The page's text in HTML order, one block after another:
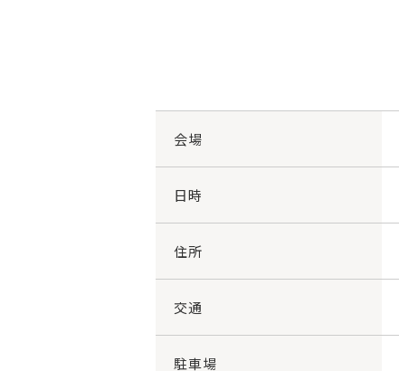
会場
日時
住所
交通
駐車場